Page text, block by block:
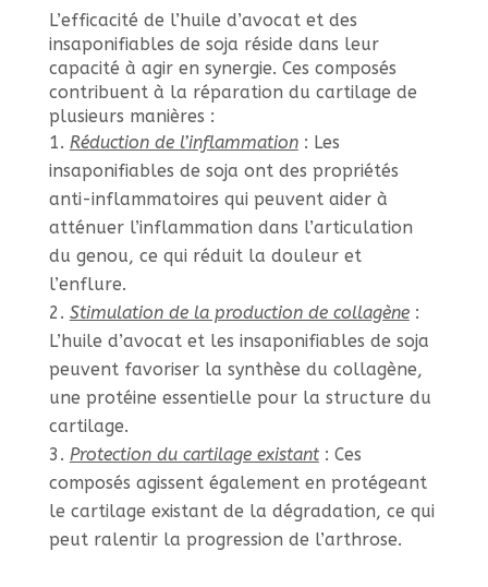
L’efficacité de l’huile d’avocat et des
insaponifiables de soja réside dans leur
capacité à agir en synergie. Ces composés
contribuent à la réparation du cartilage de
plusieurs manières :
Réduction de l’inflammation: Les
insaponifiables de soja ont des propriétés
anti-inflammatoires qui peuvent aider à
atténuer l’inflammation dans l’articulation
du genou, ce qui réduit la douleur et
l’enflure.
Stimulation de la production de collagène:
L’huile d’avocat et les insaponifiables de soja
peuvent favoriser la synthèse du collagène,
une protéine essentielle pour la structure du
cartilage.
Protection du cartilage existant: Ces
composés agissent également en protégeant
le cartilage existant de la dégradation, ce qui
peut ralentir la progression de l’arthrose.